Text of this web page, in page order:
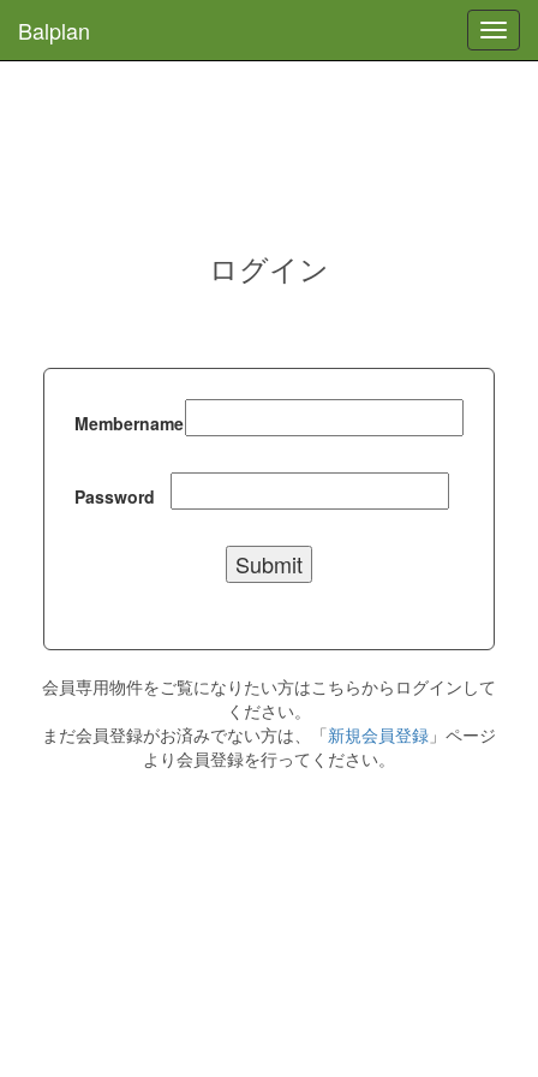
Balplan
ログイン
Membername
Password
会員専用物件をご覧になりたい方はこちらからログインして
ください。
まだ会員登録がお済みでない方は、「新規会員登録 」ページ
より会員登録を行ってください。